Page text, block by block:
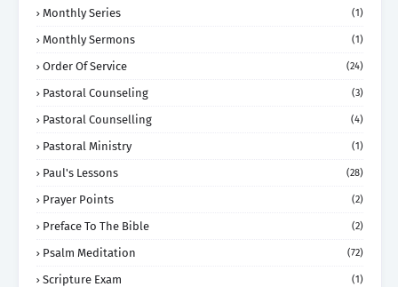
Monthly Series (1)
Monthly Sermons (1)
Order Of Service (24)
Pastoral Counseling (3)
Pastoral Counselling (4)
Pastoral Ministry (1)
Paul's Lessons (28)
Prayer Points (2)
Preface To The Bible (2)
Psalm Meditation (72)
Scripture Exam (1)